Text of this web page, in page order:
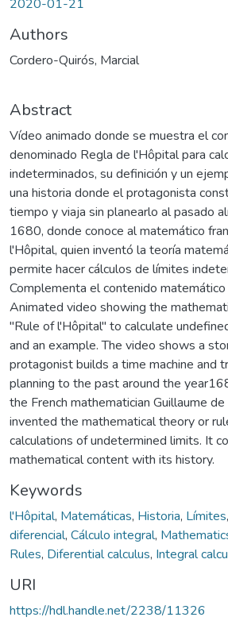
2020-01-21
Authors
Cordero-Quirós, Marcial
Abstract
Vídeo animado donde se muestra el
denominado Regla de l'Hôpital para
indeterminados, su definición y un
una historia donde el protagonista
tiempo y viaja sin planearlo al pasado
1680, donde conoce al matemático
l'Hôpital, quien inventó la teoría
permite hacer cálculos de límites
Complementa el contenido matemático
Animated video showing the
"Rule of l'Hôpital" to calculate
and an example. The video shows a
protagonist builds a time machine and
planning to the past around the
the French mathematician Guillaume
invented the mathematical theory or
calculations of undetermined limits. It
mathematical content with its history.
Keywords
l'Hôpital, Matemáticas, Historia, Límites,
diferencial, Cálculo integral,
Rules, Diferential calculus, Integral
URI
https://hdl.handle.net/2238/11326